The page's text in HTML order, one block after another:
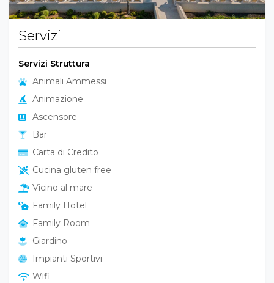
Servizi
Servizi Struttura
Animali Ammessi
Animazione
Ascensore
Bar
Carta di Credito
Cucina gluten free
Vicino al mare
Family Hotel
Family Room
Giardino
Impianti Sportivi
Wifi